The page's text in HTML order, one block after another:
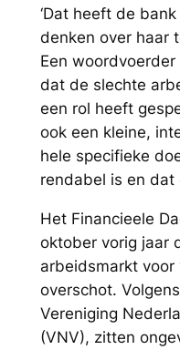
‘Dat heeft de
denken over haar
Een
dat de slechte
een rol heeft
ook een kleine,
hele specifieke
rendabel is en dat
Het Financieele
oktober vorig jaar
arbeidsmarkt voor
overschot.
Vereniging
(VNV), zitten